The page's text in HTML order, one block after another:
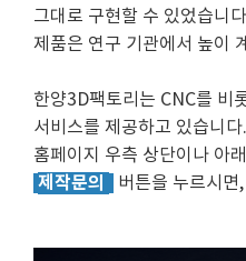
그대로 구현할 수 있었습니
제품은 연구 기관에서 높이
한양3D팩토리는 CNC를 비
서비스를 제공하고 있습니다.
홈페이지 우측 상단이나 아
제작문의 버튼을 누르시면